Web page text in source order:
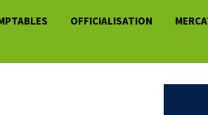
OFFICIALISATION